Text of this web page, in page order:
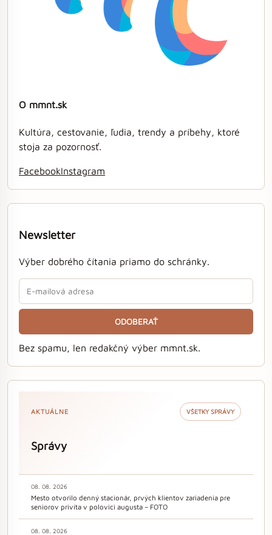
O mmnt.sk
Kultúra, cestovanie, ľudia, trendy a príbehy, ktoré
stoja za pozornosť.
FacebookInstagram
Newsletter
Výber dobrého čítania priamo do schránky.
ODOBERAŤ
Bez spamu, len redakčný výber mmnt.sk.
AKTUÁLNE VŠETKY SPRÁVY
Správy
08. 08. 2026
Mesto otvorilo denný stacionár, prvých klientov zariadenia pre
seniorov privíta v polovici augusta – FOTO
08. 08. 2026